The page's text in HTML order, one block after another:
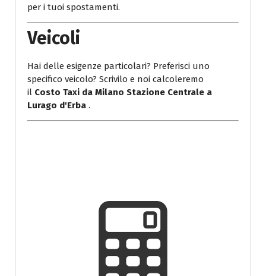
per i tuoi spostamenti.
Veicoli
Hai delle esigenze particolari? Preferisci uno
specifico veicolo? Scrivilo e noi calcoleremo
il Costo Taxi da Milano Stazione Centrale a
Lurago d'Erba .